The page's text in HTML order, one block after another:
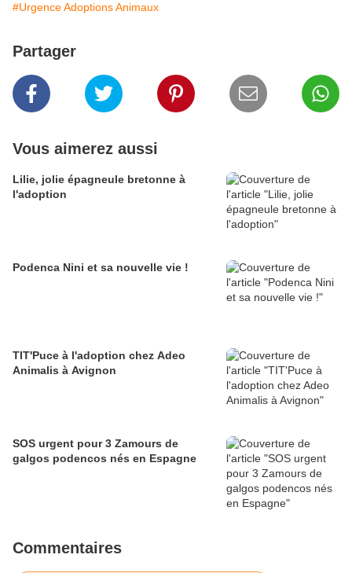
#Urgence Adoptions Animaux
Partager
Vous aimerez aussi
Lilie, jolie épagneule bretonne à
l'adoption
Podenca Nini et sa nouvelle vie !
TIT'Puce à l'adoption chez Adeo
Animalis à Avignon
SOS urgent pour 3 Zamours de
galgos podencos nés en Espagne
Commentaires